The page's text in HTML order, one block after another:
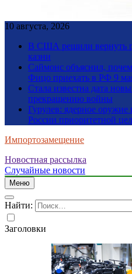
10 августа, 2026
В США решили вернуть
казни
Саймонс объяснил,
Фицо приехать в РФ 9
Стала известна дата
прекращению войны
Гурулев: ядерное
России приоритетной
Импортозамещение
Новостная рассылка
Случайные новости
Меню
Найти:
Заголовки